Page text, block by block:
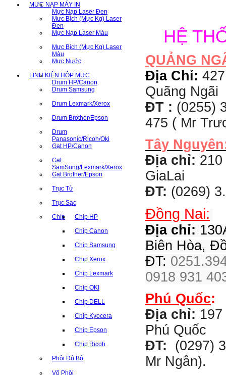
MỰC NẠP MÁY IN
Mực Nạp Laser Đen
Mưc Bịch (Mực Kg) Laser
Đen
Mực Nạp Laser Màu
Mưc Bịch (Mực Kg) Laser
Màu
Mực Nước
LINH KIỆN HỘP MỰC
Drum HP/Canon
Drum Samsung
Drum Lexmark/Xerox
Drum Brother/Epson
Drum
Panasonic/Ricoh/Oki
Gạt HP/Canon
Gạt
SamSung/Lexmark/Xerox
Gạt Brother/Epson
Trục Từ
Trục Sạc
Chíp Chip HP
Chip Canon
Chip Samsung
Chip Xerox
Chip Lexmark
Chip OKI
Chip DELL
Chip Kyocera
Chip Epson
Chip Ricoh
Phôi Đủ Bộ
Võ Phôi
HỆ
QUẢNG
Địa Chỉ:
Quãng Ngãi
ĐT : (0255)
475 ( Mr
Tây
Địa chỉ:
GiaLai
ĐT: (0269)
Đồng Nai:
Địa chỉ:
Biên Hòa,
ĐT:
0918 931
Phú Quốc:
Địa chỉ:
Phú Quốc
ĐT:
(0297)
Mr Ngân).